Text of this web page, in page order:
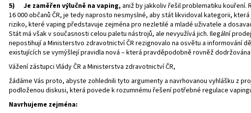
5) Je zaměřen výlučně na vaping, aniž by jakkoliv řešil problematiku kouření.
16 000 občanů ČR, je tedy naprosto nesmyslné, aby stát likvidoval kategorii,
riziko, které vaping představuje zejména pro nezletilé a mladé uživatele a
Stát má však v současnosti celou paletu nástrojů, ale nevyužívá jich. Ilegální
nepostihují a Ministerstvo zdravotnictví ČR rezignovalo na osvětu a informování
existujících se vymýšlejí pravidla nová – která pravděpodobně rovněž
Vážení zástupci Vlády ČR a Ministerstva zdravotnictví ČR,
žádáme Vás proto, abyste zohlednili tyto argumenty a navrhovanou vyhlášku z
podloženou diskusi, která povede k rozumnému řešení potřebné regulace
Navrhujeme zejména: